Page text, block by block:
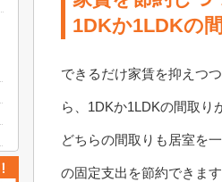
1DKか1LDKの
できるだけ家賃を抑えつ
ら、1DKか1LDKの間取り
どちらの間取りも居室を
の固定支出を節約できます